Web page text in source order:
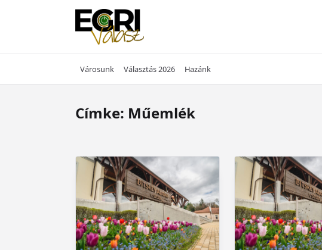
Városunk Választás 2026 Hazánk
Címke: Műemlék